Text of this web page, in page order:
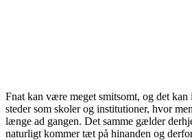
Fnat kan være meget smitsomt, og det
steder som skoler og institutioner, hvor
længe ad gangen. Det samme gælder
naturligt kommer tæt på hinanden og